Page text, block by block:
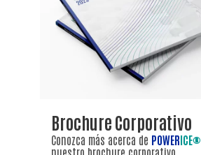
Brochure Corporativo
Conozca más acerca de POWERICE®